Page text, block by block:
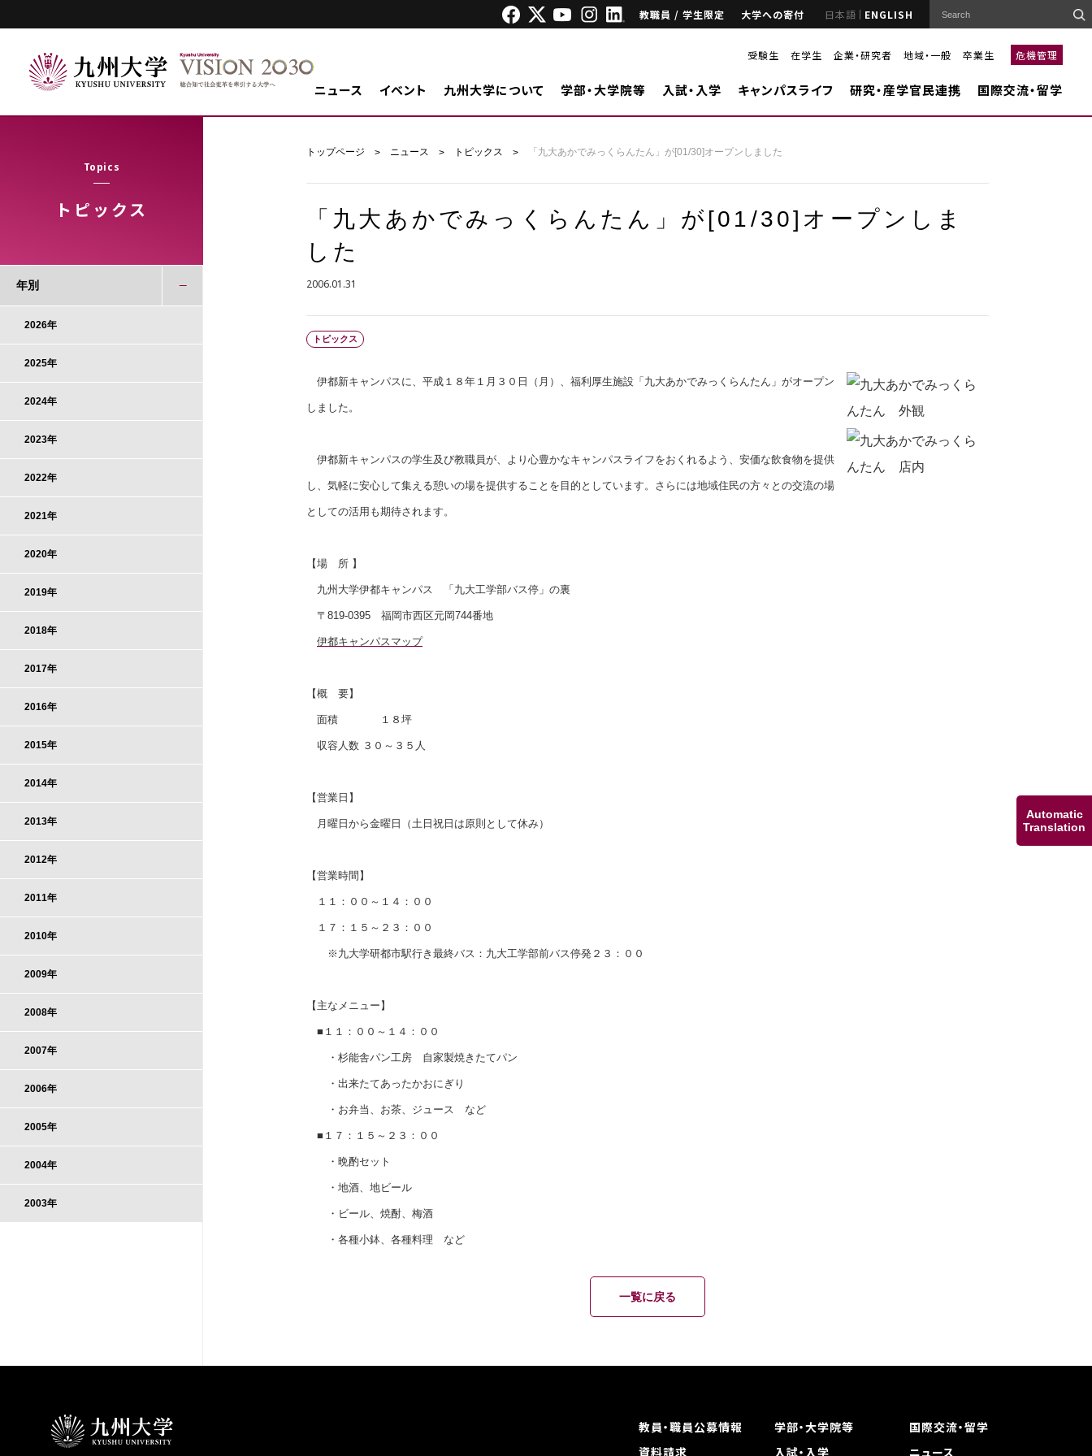
Automatic
Translation
教職員 / 学生限定 大学への寄付 日本語 ENGLISH
受験生 在学生 企業・研究者 地域・一般 卒業生 危機管理
ニュース イベント 九州大学について 学部・大学院等 入試・入学 キャンパスライフ 研究・産学官民連携 国際交流・留学
Topics
トピックス
トップページ ニュース トピックス 「九大あかでみっくらんたん」が[01/30]オープンしました
「九大あかでみっくらんたん」が[01/30]オープンしま
した
2006.01.31
トピックス
伊都新キャンパスに、平成１８年１月３０日（月）、福利厚生施設「九大あかでみっくらんたん」がオープン
しました。
伊都新キャンパスの学生及び教職員が、より心豊かなキャンパスライフをおくれるよう、安価な飲食物を提供
し、気軽に安心して集える憩いの場を提供することを目的としています。さらには地域住民の方々との交流の場
としての活用も期待されます。
【場 所 】
九州大学伊都キャンパス 「九大工学部バス停」の裏
〒819-0395 福岡市西区元岡744番地
伊都キャンパスマップ
【概 要】
面積 １８坪
収容人数 ３０～３５人
【営業日】
月曜日から金曜日（土日祝日は原則として休み）
【営業時間】
１１：００～１４：００
１７：１５～２３：００
※九大学研都市駅行き最終バス：九大工学部前バス停発２３：００
【主なメニュー】
■１１：００～１４：００
・杉能舎パン工房 自家製焼きたてパン
・出来たてあったかおにぎり
・お弁当、お茶、ジュース など
■１７：１５～２３：００
・晩酌セット
・地酒、地ビール
・ビール、焼酎、梅酒
・各種小鉢、各種料理 など
一覧に戻る
年別
2026年
2025年
2024年
2023年
2022年
2021年
2020年
2019年
2018年
2017年
2016年
2015年
2014年
2013年
2012年
2011年
2010年
2009年
2008年
2007年
2006年
2005年
2004年
2003年
教員・職員公募情報 学部・大学院等
国際交流・留学
資料請求
入試・入学 ニュース